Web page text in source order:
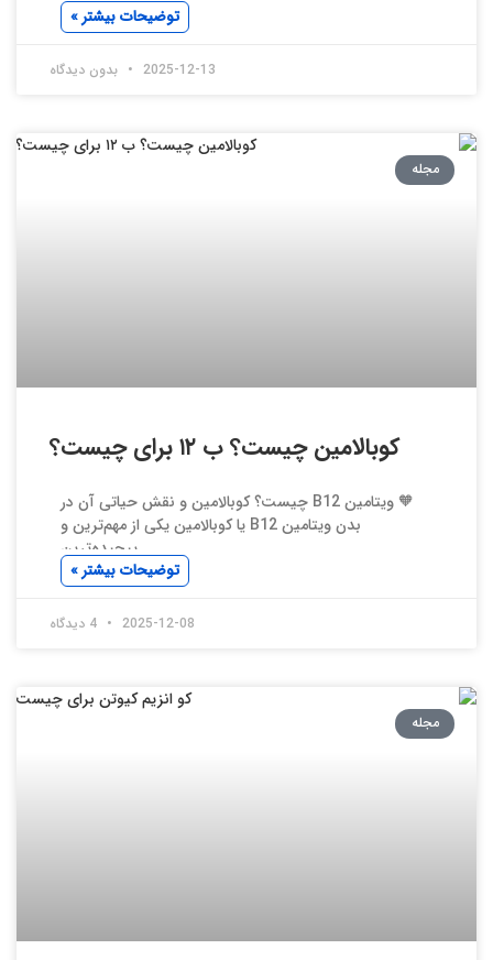
توضیحات بیشتر »
2025-12-13 بدون دیدگاه
مجله
کوبالامین چیست؟ ب ۱۲ برای چیست؟
🧡 ویتامین B12 چیست؟ کوبالامین و نقش حیاتی آن در
بدن ویتامین B12 یا کوبالامین یکی از مهم‌ترین و
پیچیده‌ترین
توضیحات بیشتر »
2025-12-08
مجله